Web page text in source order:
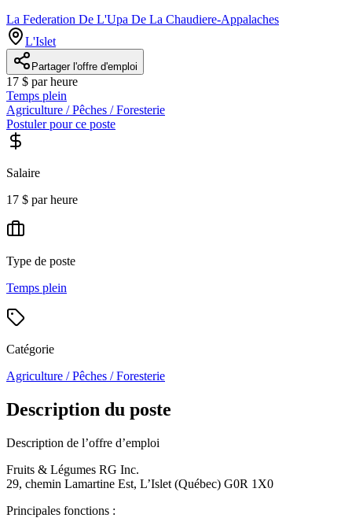
La Federation De L'Upa De La Chaudiere-Appalaches
L'Islet
Partager l'offre d'emploi
17 $ par heure
Temps plein
Agriculture / Pêches / Foresterie
Postuler pour ce poste
Salaire
17 $ par heure
Type de poste
Temps plein
Catégorie
Agriculture / Pêches / Foresterie
Description du poste
Description de l’offre d’emploi
Fruits & Légumes RG Inc.
29, chemin Lamartine Est, L’Islet (Québec) G0R 1X0
Principales fonctions :